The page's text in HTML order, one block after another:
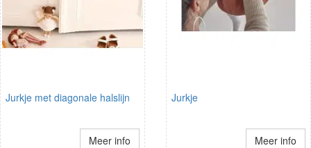
Jurkje met diagonale halslijn
Meer info
Jurkje
Meer info